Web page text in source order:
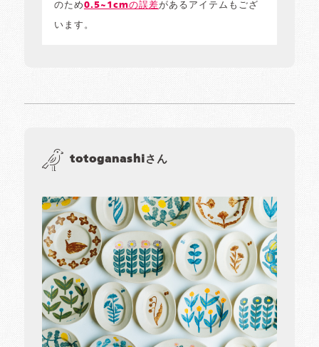
のため0.5~1cmの誤差があるアイテムもござ
います。
totoganashiさん